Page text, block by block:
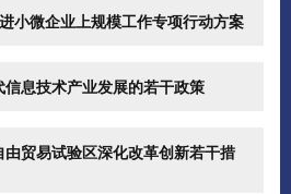
小微企业上规模工作专项行动方案
息技术产业发展的若干政策
由贸易试验区深化改革创新若干措